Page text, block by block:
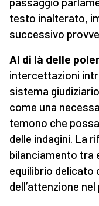
testo inalterato,
successivo
Al di là delle
intercettazioni
sistema
come una
temono che
delle indagini. La
bilanciamento tra
equilibrio delicato
dell’attenzione